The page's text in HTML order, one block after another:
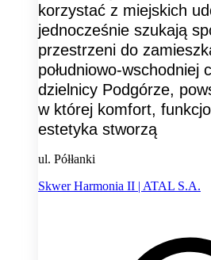
korzystać z miejskich
jednocześnie szukają
przestrzeni do
południowo-wschodniej
dzielnicy Podgórze,
w której komfort,
estetyka stworzą
ul. Półłanki
Skwer Harmonia II | ATAL S.A.